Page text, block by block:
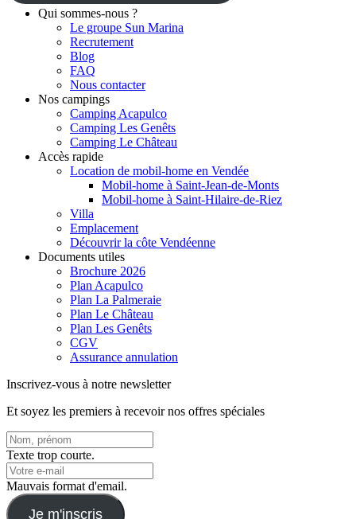
Qui sommes-nous ?
Le groupe Sun Marina
Recrutement
Blog
FAQ
Nous contacter
Nos campings
Camping Acapulco
Camping Les Genêts
Camping Le Château
Accès rapide
Location de mobil-home en Vendée
Mobil-home à Saint-Jean-de-Monts
Mobil-home à Saint-Hilaire-de-Riez
Villa
Emplacement
Découvrir la côte Vendéenne
Documents utiles
Brochure 2026
Plan Acapulco
Plan La Palmeraie
Plan Le Château
Plan Les Genêts
CGV
Assurance annulation
Inscrivez-vous à notre newsletter
Et soyez les premiers à recevoir nos offres spéciales
Texte trop courte.
Mauvais format d'email.
Je m'inscris